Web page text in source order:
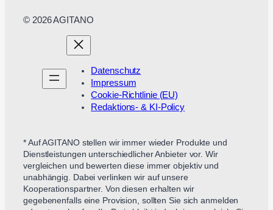
© 2026 AGITANO
Datenschutz
Impressum
Cookie-Richtlinie (EU)
Redaktions- & KI-Policy
* Auf AGITANO stellen wir immer wieder Produkte und
Dienstleistungen unterschiedlicher Anbieter vor. Wir
vergleichen und bewerten diese immer objektiv und
unabhängig. Dabei verlinken wir auf unsere
Kooperationspartner. Von diesen erhalten wir
gegebenenfalls eine Provision, sollten Sie sich anmelden